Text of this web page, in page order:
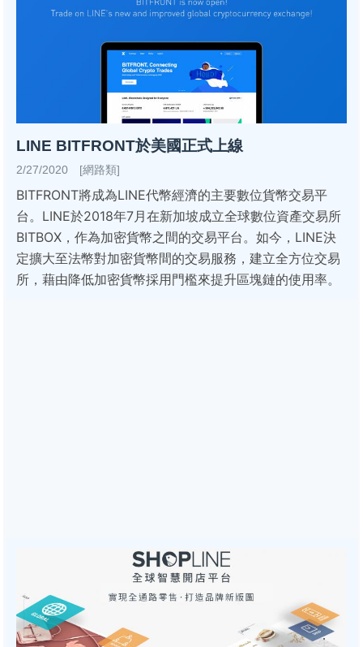
LINE BITFRONT於美國正式上線
2/27/2020 [網路類]
BITFRONT將成為LINE代幣經濟的主要數位貨幣交易平
台。LINE於2018年7月在新加坡成立全球數位資產交易所
BITBOX，作為加密貨幣之間的交易平台。如今，LINE決
定擴大至法幣對加密貨幣間的交易服務，建立全方位交易
所，藉由降低加密貨幣採用門檻來提升區塊鏈的使用率。